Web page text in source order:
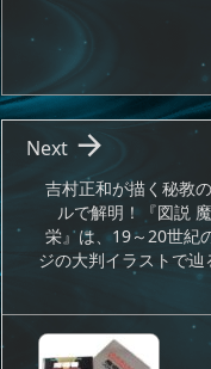
吉村正和が描く秘教
ルで解明！『図説
栄』は、19～20世紀
ジの大判イラストで

Next